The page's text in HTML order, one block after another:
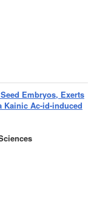
Embryos, Exerts
Kainic Ac-id-induced